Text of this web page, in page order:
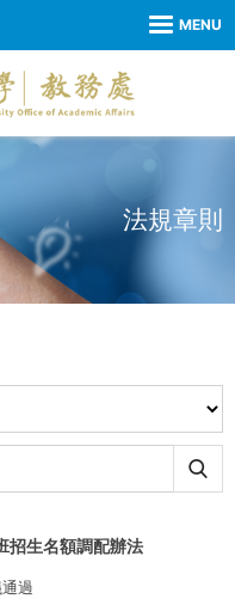
法規章則
招生名額調配辦法
過